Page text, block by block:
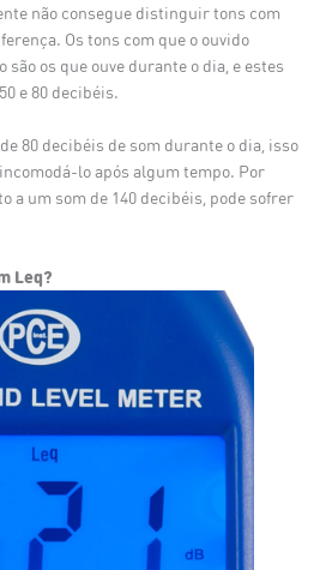
não consegue distinguir tons com
Os tons com que o ouvido
os que ouve durante o dia, e estes
e 80 decibéis.
80 decibéis de som durante o dia, isso
lo após algum tempo. Por
a um som de 140 decibéis, pode sofrer
Leq?